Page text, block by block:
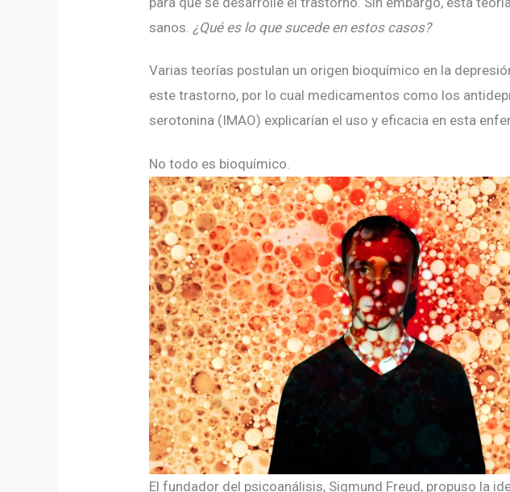
sanos. ¿Qué es lo que sucede en estos casos?
Varias teorías postulan un origen bioquímico en la
este trastorno, por lo cual medicamentos como los
serotonina (IMAO) explicarían el uso y eficacia en esta
No todo es bioquímico.
El fundador del psicoanálisis, Sigmund Freud, propuso la